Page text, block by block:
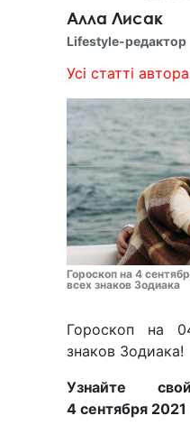
Алла Лисак
Lifestyle-редактор
Усі статті
Гороскоп на 4
всех знаков Зодиака
Гороскоп на
знаков Зодиака!
Узнайте
4 сентября 2021